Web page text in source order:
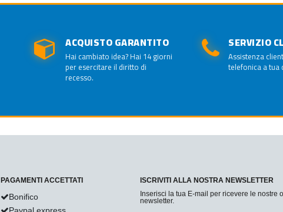
ACQUISTO GARANTITO
Hai cambiato idea? Hai 14 giorni
per esercitare il diritto di
recesso.
SERVIZIO
Assistenza
telefonica a tua
PAGAMENTI ACCETTATI
Bonifico
Paypal express
ISCRIVITI ALLA NOSTRA NEWSLETTER
Inserisci la tua E-mail per ricevere le nostre
newsletter.